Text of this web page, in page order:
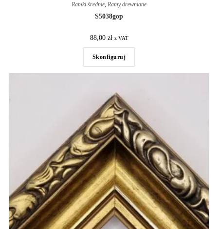
Ramki średnie, Ramy drewniane
S5038gop
88,00 zł z VAT
Skonfiguruj